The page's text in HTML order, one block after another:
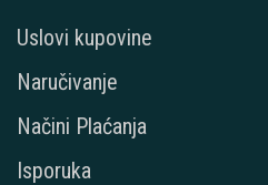
Uslovi kupovine
Naručivanje
Načini Plaćanja
Isporuka